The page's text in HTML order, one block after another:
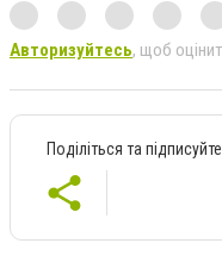
Авторизуйтесь, щоб
Поділіться та